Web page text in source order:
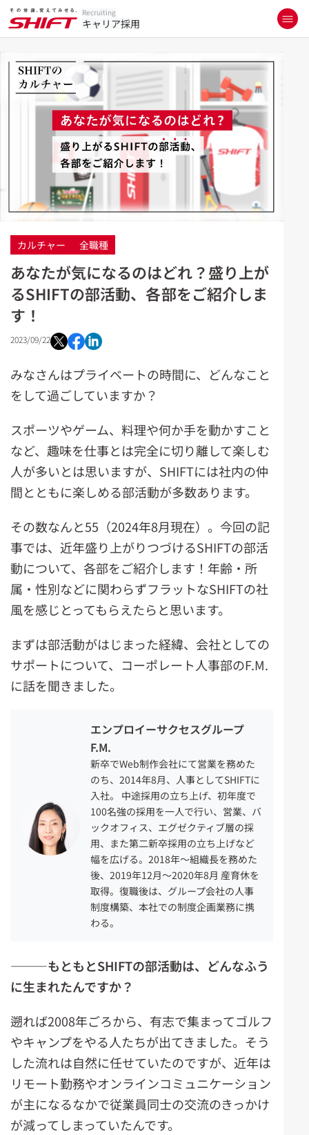
Recruiting
キャリア採用
カルチャー 全職種
あなたが気になるのはどれ？盛り上が
るSHIFTの部活動、各部をご紹介しま
す！
2023/09/22
みなさんはプライベートの時間に、どんなこと
をして過ごしていますか？
スポーツやゲーム、料理や何か手を動かすこと
など、趣味を仕事とは完全に切り離して楽しむ
人が多いとは思いますが、SHIFTには社内の仲
間とともに楽しめる部活動が多数あります。
その数なんと55（2024年8月現在）。今回の記
事では、近年盛り上がりつづけるSHIFTの部活
動について、各部をご紹介します！年齢・所
属・性別などに関わらずフラットなSHIFTの社
風を感じとってもらえたらと思います。
まずは部活動がはじまった経緯、会社としての
サポートについて、コーポレート人事部のF.M.
に話を聞きました。
エンプロイーサクセスグループ
F.M.
新卒でWeb制作会社にて営業を務めた
のち、2014年8月、人事としてSHIFTに
入社。 中途採用の立ち上げ、初年度で
100名強の採用を一人で行い、営業、バ
ックオフィス、エグゼクティブ層の採
用、また第二新卒採用の立ち上げなど
幅を広げる。2018年～組織長を務めた
後、2019年12月～2020年8月 産育休を
取得。復職後は、グループ会社の人事
制度構築、本社での制度企画業務に携
わる。
―――もともとSHIFTの部活動は、どんなふう
に生まれたんですか？
遡れば2008年ごろから、有志で集まってゴルフ
やキャンプをやる人たちが出てきました。そう
した流れは自然に任せていたのですが、近年は
リモート勤務やオンラインコミュニケーション
が主になるなかで従業員同士の交流のきっかけ
が減ってしまっていたんです。